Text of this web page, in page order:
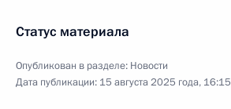
Статус материала
Опубликован в разделе: Новости
Дата публикации: 15 августа 2025 года, 16:15